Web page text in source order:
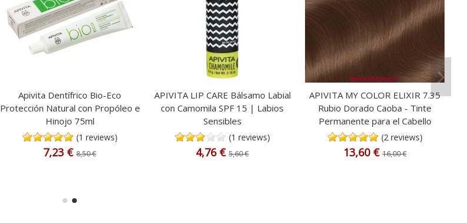
Apivita Dentífrico Bio-Eco
Protección Natural con Propóleo e
Hinojo 75ml
(1 reviews)
7,23 € 8,50 €
APIVITA LIP CARE Bálsamo Labial
con Camomila SPF 15 | Labios
Sensibles
(1 reviews)
4,76 € 5,60 €
APIVITA MY COLOR ELIXIR 7.35
Rubio Dorado Caoba - Tinte
Permanente para el Cabello
(2 reviews)
13,60 €16,00 €